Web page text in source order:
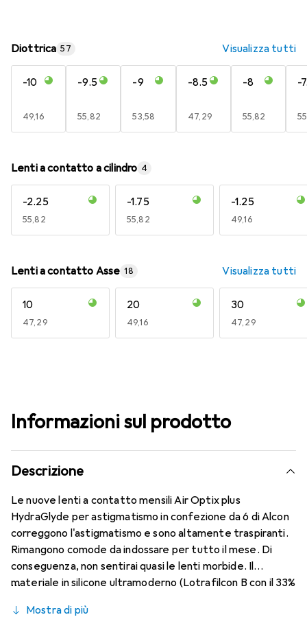
Diottrica 57 Visualizza tutti
-10
EUR
49,16
-9.5
EUR
55,82
-9
EUR
53,58
-8.5
EUR
47,29
-8
EUR
55,82
-
Lenti a contatto a cilindro 4
-2.25
EUR
55,82
-1.75
EUR
55,82
-1.25
EUR
49,16
Lenti a contatto Asse 18 Visualizza tutti
10
EUR
47,29
20
EUR
49,16
30
EUR
47,29
Informazioni sul prodotto
Descrizione
Le nuove lenti a contatto mensili Air Optix plus
HydraGlyde per astigmatismo in confezione da 6 di Alcon
correggono l'astigmatismo e sono altamente traspiranti.
Rimangono comode da indossare per tutto il mese. Di
conseguenza, non sentirai quasi le lenti morbide. Il
materiale in silicone ultramoderno (Lotrafilcon B con il 33%
HydraGlyde Moisture Matrix e offre le migliori
Mostra di più